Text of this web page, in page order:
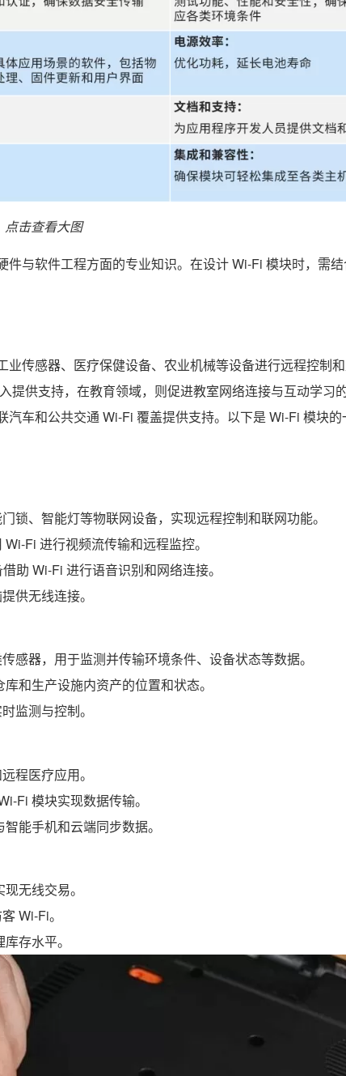
点击查看大图
与软件工程方面的专业知识。在设计 Wi-Fi 模块时，需
传感器、医疗保健设备、农业机械等设备进行远程控制
供支持，在教育领域，则促进教室网络连接与互动学习的
车和公共交通 Wi-Fi 覆盖提供支持。以下是 Wi-Fi 模块的
锁、智能灯等物联网设备，实现远程控制和联网功能。
Wi-Fi 进行视频流传输和远程监控。
助 Wi-Fi 进行语音识别和网络连接。
供无线连接。
感器，用于监测并传输环境条件、设备状态等数据。
和生产设施内资产的位置和状态。
监测与控制。
程医疗应用。
Fi 模块实现数据传输。
能手机和云端同步数据。
无线交易。
Wi-Fi。
存水平。